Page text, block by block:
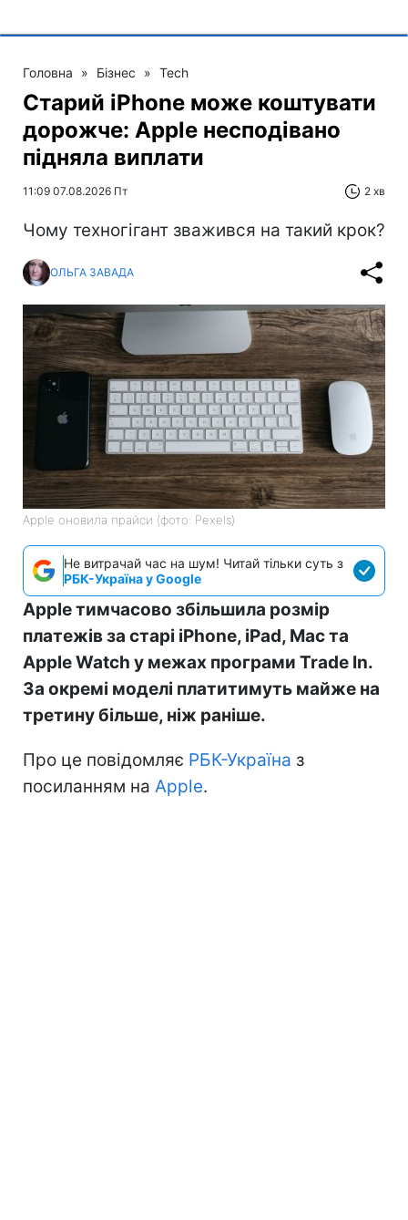
Головна » Бізнес » Tech
Старий iPhone може коштувати
дорожче: Apple несподівано
підняла виплати
11:09 07.08.2026 Пт 2 хв
Чому техногігант зважився на такий крок?
ОЛЬГА ЗАВАДА
Apple оновила прайси (фото: Pexels)
Не витрачай час на шум! Читай тільки суть з
РБК-Україна у Google
Apple тимчасово збільшила розмір
платежів за старі iPhone, iPad, Mac та
Apple Watch у межах програми Trade In.
За окремі моделі платитимуть майже на
третину більше, ніж раніше.
Про це повідомляє РБК-Україна з
посиланням на Apple.